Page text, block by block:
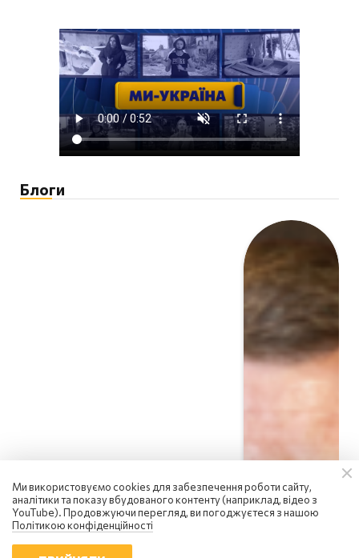
Блоги
Ми використовуємо cookies для забезпечення роботи сайту,
аналітики та показу вбудованого контенту (наприклад, відео з
YouTube). Продовжуючи перегляд, ви погоджуєтеся з нашою
Політикою конфіденційності